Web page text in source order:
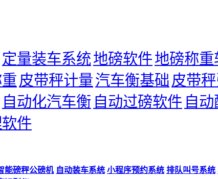
定量装车系统地磅软件地磅称重
皮带秤计量汽车衡基础 皮带
自动化汽车衡 自动过磅软件 自
件
能磅秤公磅机 自动装车系统 小程序预约系统 排队叫号系统